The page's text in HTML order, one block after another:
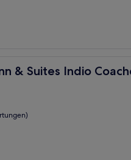
& Suites Indio
Indio Coachella Valley